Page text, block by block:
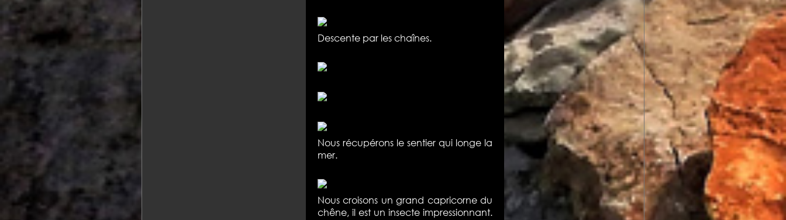
Descente par les chaînes.
Nous récupérons le sentier qui longe la
mer.
Nous croisons un grand capricorne du
chêne, il est un insecte impressionnant.